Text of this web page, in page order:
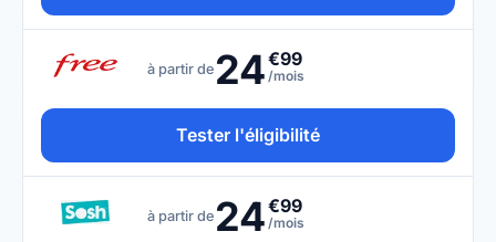
à partir de 24€99
/mois
Tester l'éligibilité
à partir de 24€99
/mois